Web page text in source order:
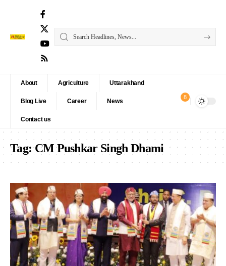
About Agriculture Uttarakhand
Blog Live Career News
Contact us
8
Tag:CM Pushkar Singh Dhami